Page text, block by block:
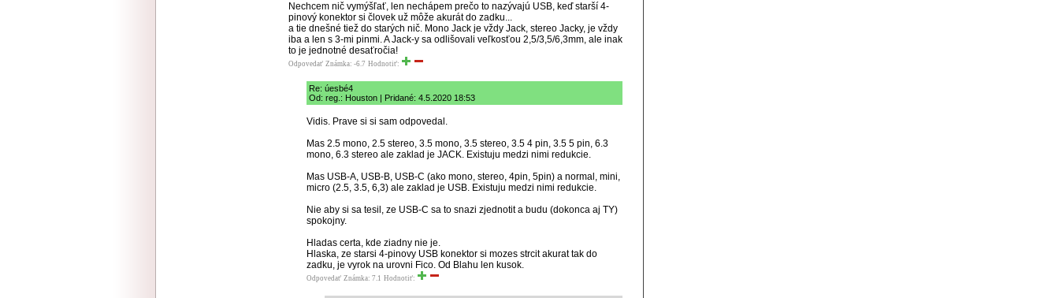
Nechcem nič vymýšľať, len nechápem prečo to nazývajú USB, keď starší 4-
pinový konektor si človek už môže akurát do zadku...
a tie dnešné tiež do starých nič. Mono Jack je vždy Jack, stereo Jacky, je vždy
iba a len s 3-mi pinmi. A Jack-y sa odlišovali veľkosťou 2,5/3,5/6,3mm, ale inak
to je jednotné desaťročia!
Odpovedať Známka: -6.7 Hodnotiť:
Re: úesbé4
Od: reg.: Houston | Pridané: 4.5.2020 18:53
Vidis. Prave si si sam odpovedal.
Mas 2.5 mono, 2.5 stereo, 3.5 mono, 3.5 stereo, 3.5 4 pin, 3.5 5 pin, 6.3
mono, 6.3 stereo ale zaklad je JACK. Existuju medzi nimi redukcie.
Mas USB-A, USB-B, USB-C (ako mono, stereo, 4pin, 5pin) a normal, mini,
micro (2.5, 3.5, 6,3) ale zaklad je USB. Existuju medzi nimi redukcie.
Nie aby si sa tesil, ze USB-C sa to snazi zjednotit a budu (dokonca aj TY)
spokojny.
Hladas certa, kde ziadny nie je.
Hlaska, ze starsi 4-pinovy USB konektor si mozes strcit akurat tak do
zadku, je vyrok na urovni Fico. Od Blahu len kusok.
Odpovedať Známka: 7.1 Hodnotiť: